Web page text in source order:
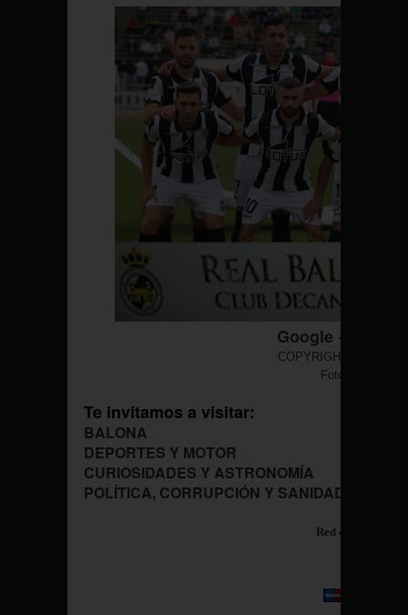
Google +
COPYRIGHT ©
Foto Por
Te invitamos a visitar:
BALONA
DEPORTES Y MOTOR
CURIOSIDADES Y ASTRONOMÍA
POLÍTICA, CORRUPCIÓN Y SANIDAD
Red de Blogs